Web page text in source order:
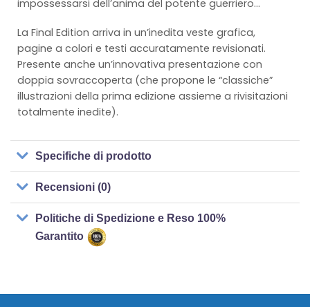
impossessarsi dell’anima del potente guerriero…
La Final Edition arriva in un’inedita veste grafica,
pagine a colori e testi accuratamente revisionati.
Presente anche un’innovativa presentazione con
doppia sovraccoperta (che propone le “classiche”
illustrazioni della prima edizione assieme a rivisitazioni
totalmente inedite).
Specifiche di prodotto
Recensioni (0)
Politiche di Spedizione e Reso 100%
Garantito